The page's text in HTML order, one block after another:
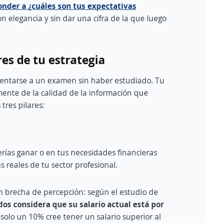
a ¿cuáles son tus expectativas
elegancia y sin dar una cifra de la que luego
de tu estrategia
a un examen sin haber estudiado. Tu
de la calidad de la información que
pilares:
ganar o en tus necesidades financieras
reales de tu sector profesional.
de percepción: según el estudio de
considera que su salario actual está por
un 10% cree tener un salario superior al